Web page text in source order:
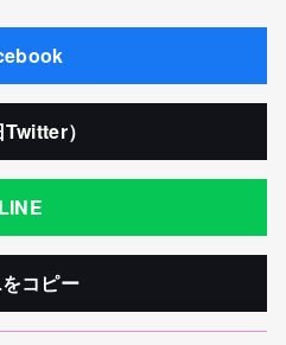
）
LINE
コピー